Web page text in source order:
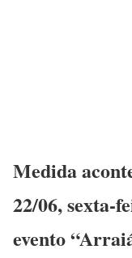
Medida
22/06, sexta-
evento